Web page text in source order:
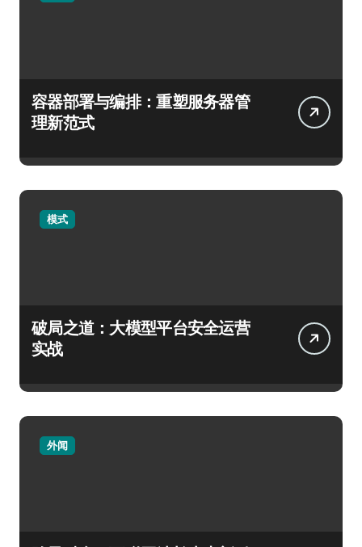
容器部署与编排：重塑服务器管
理新范式
模式
破局之道：大模型平台安全运营
实战
外闻